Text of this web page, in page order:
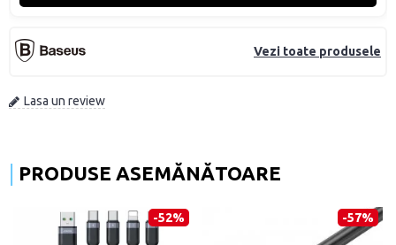
Vezi toate produsele
Lasa un review
PRODUSE ASEMĂNĂTOARE
-52% -57%